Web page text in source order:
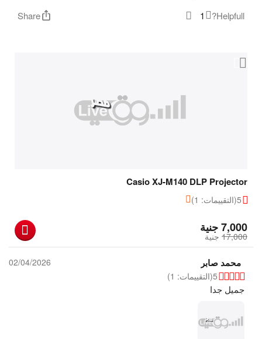
Helpfull?
1
Share
Casio XJ-M140 DLP Projector
5(التقييمات: 1)
جنية7,000
جنية 17,000
محمد صابر
02/04/2026
5(التقييمات: 1)
جميل جدا